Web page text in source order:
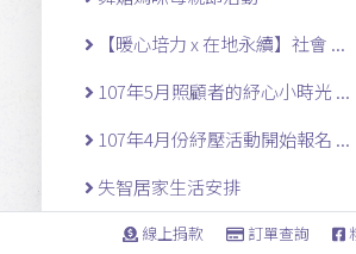
【暖心培力 x 在地永續】社會 ...
107年5月照顧者的紓心小時光 ...
107年4月份紓壓活動開始報名 ...
失智居家生活安排
看見照顧工作的價值~我們的服 ...
線上捐款 訂單查詢